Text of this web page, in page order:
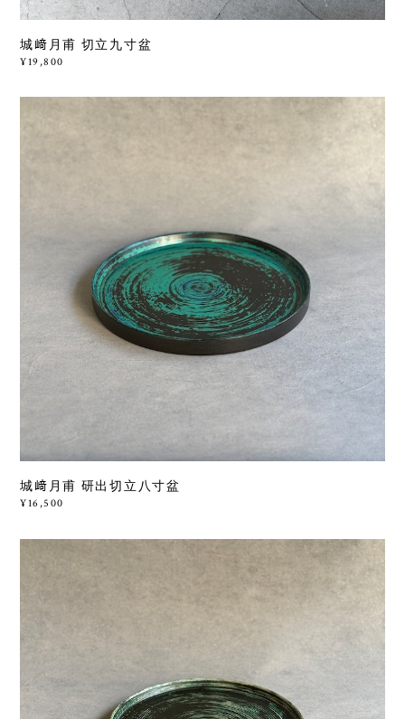
城﨑月甫 切立九寸盆
¥19,800
城﨑月甫 研出切立八寸盆
¥16,500